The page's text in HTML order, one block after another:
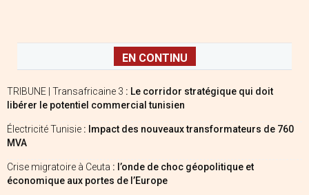
EN CONTINU
TRIBUNE | Transafricaine 3 : Le corridor stratégique qui doit
libérer le potentiel commercial tunisien
Électricité Tunisie : Impact des nouveaux transformateurs de 760
MVA
Crise migratoire à Ceuta : l’onde de choc géopolitique et
économique aux portes de l’Europe